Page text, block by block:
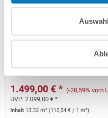
24 m²
Kurzbeschreibung
1.499,00 € * (-28,59% vom
UVP:2.099,00 € *
Inhalt 13.32 m²(112,54 € / 1 m²)